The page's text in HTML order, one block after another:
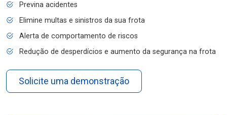
Previna acidentes
Elimine multas e sinistros da sua frota
Alerta de comportamento de riscos
Redução de desperdícios e aumento da segurança na frota
Solicite uma demonstração